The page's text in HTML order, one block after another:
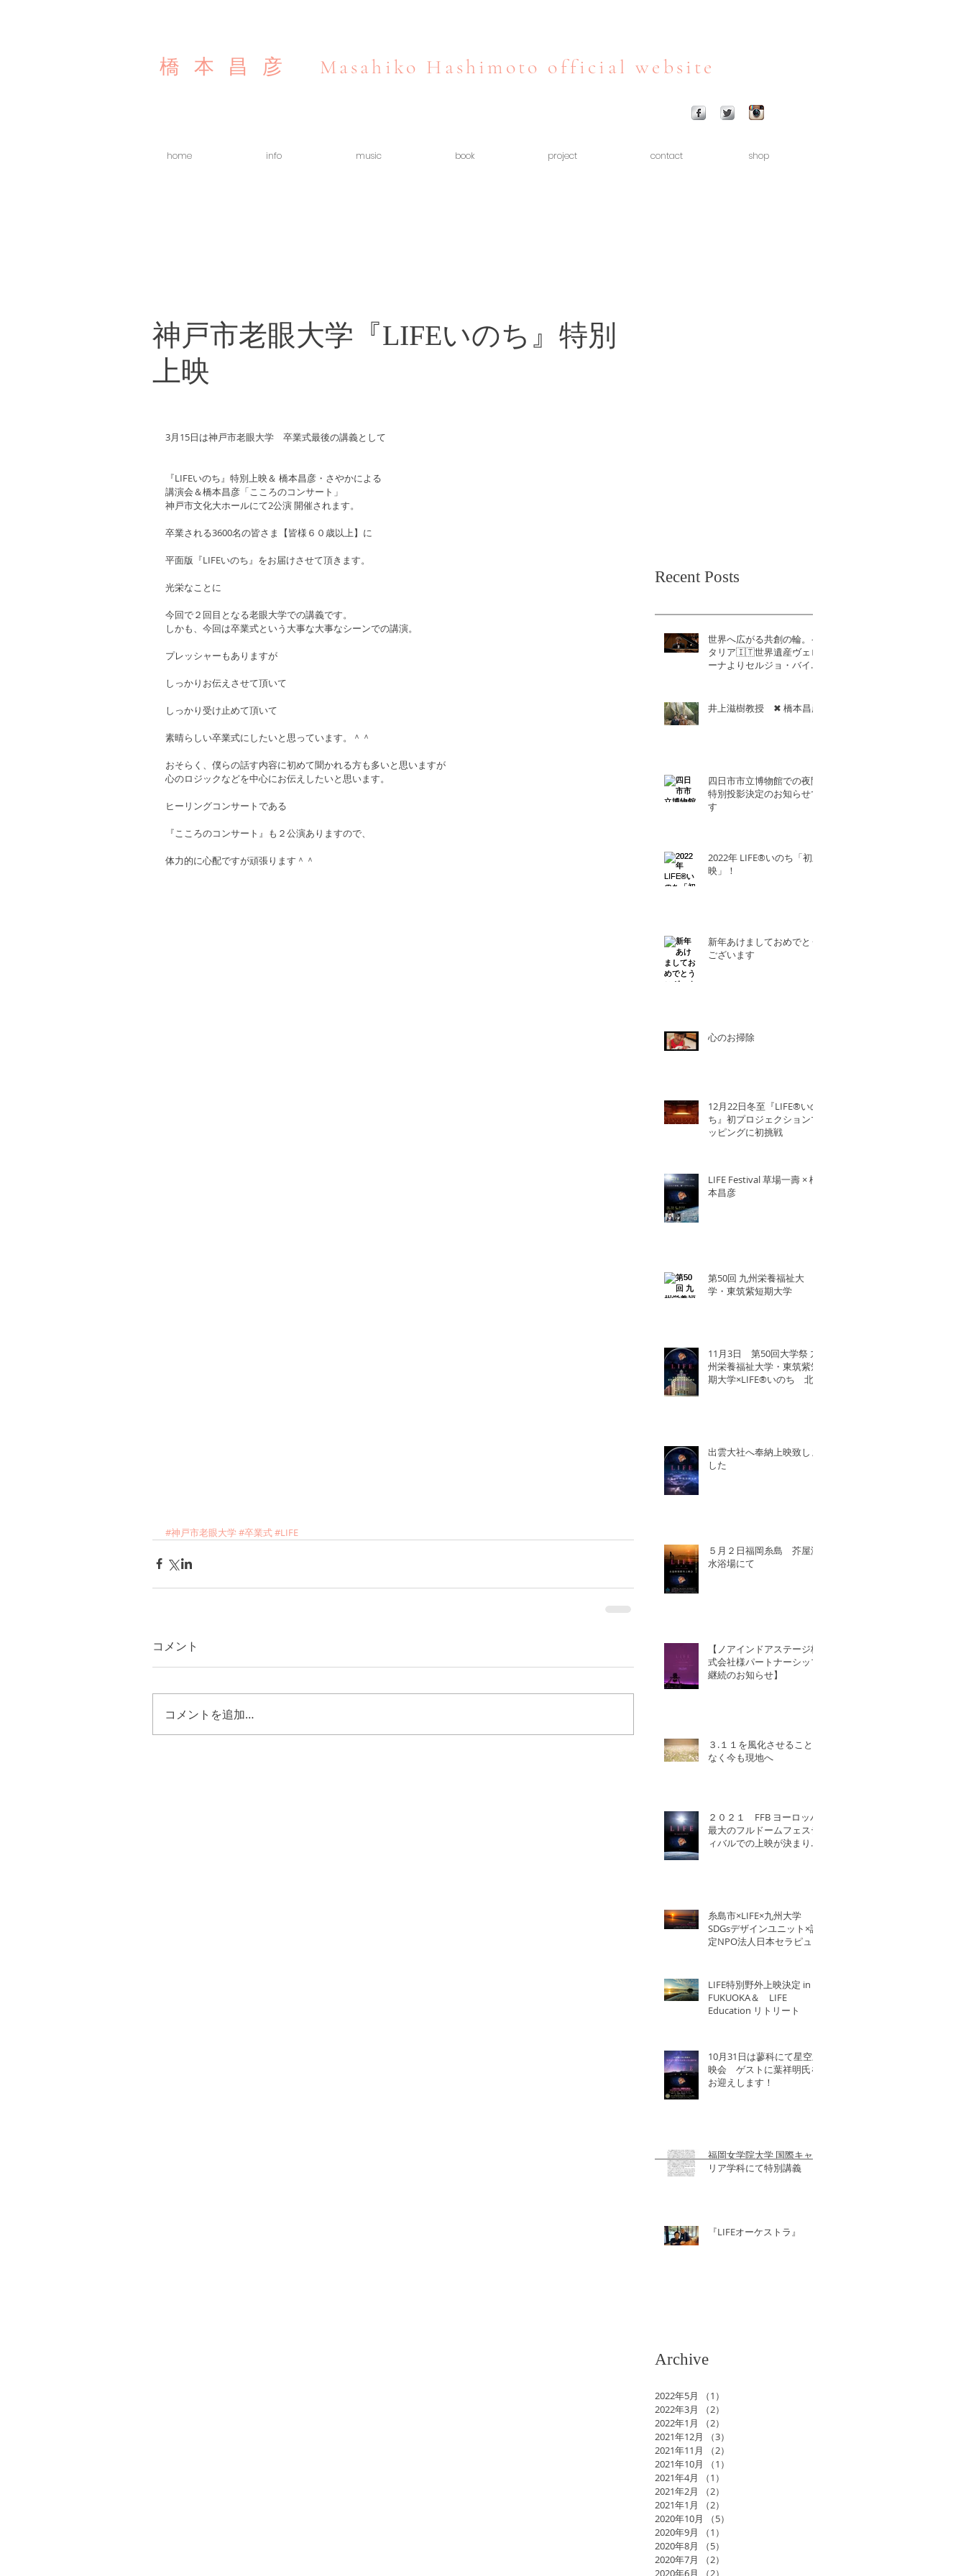
橋本昌彦 Masahiko Hashimoto official website
home info music book project contact shop
神戸市老眼大学『LIFEいのち』特別
上映
3月15日は神戸市老眼大学　卒業式最後の講義として
『LIFEいのち』特別上映＆ 橋本昌彦・さやかによる
講演会＆橋本昌彦「こころのコンサート」
神戸市文化大ホールにて2公演 開催されます。
卒業される3600名の皆さま【皆様６０歳以上】に
平面版『LIFEいのち』をお届けさせて頂きます。
光栄なことに
今回で２回目となる老眼大学での講義です。
しかも、今回は卒業式という大事な大事なシーンでの講演。
プレッシャーもありますが
しっかりお伝えさせて頂いて
しっかり受け止めて頂いて
素晴らしい卒業式にしたいと思っています。＾＾
おそらく、僕らの話す内容に初めて聞かれる方も多いと思いますが
心のロジックなどを中心にお伝えしたいと思います。
ヒーリングコンサートである
『こころのコンサート』も２公演ありますので、
体力的に心配ですが頑張ります＾＾
#神戸市老眼大学#卒業式#LIFE
コメント
コメントを追加…
Recent Posts
世界へ広がる共創の輪。イ
タリア🇮🇹世界遺産ヴェロ
ーナよりセルジョ・バイエ
井上滋樹教授 ✖︎ 橋本昌彦
四日市市立博物館での夜間
特別投影決定のお知らせで
す
2022年 LIFE®︎いのち「初上
映」！
新年あけましておめでとう
ございます
心のお掃除
12月22日冬至『LIFE®︎いの
ち』初プロジェクションマ
ッピングに初挑戦
LIFE Festival 草場一壽 × 橋
本昌彦
第50回 九州栄養福祉大
学・東筑紫短期大学
11月3日 第50回大学祭 九
州栄養福祉大学・東筑紫短
期大学×LIFE®︎いのち 北
出雲大社へ奉納上映致しま
した
５月２日福岡糸島 芥屋海
水浴場にて
【ノアインドアステージ株
式会社様パートナーシップ
継続のお知らせ】
３.１１を風化させること
なく今も現地へ
２０２１ FFB ヨーロッパ
最大のフルドームフェステ
ィバルでの上映が決まりま
糸島市×LIFE×九州大学
SDGsデザインユニット×認
定NPO法人日本セラピュー
LIFE特別野外上映決定 in
FUKUOKA＆ LIFE
Education リトリート
10月31日は蓼科にて星空上
映会 ゲストに葉祥明氏を
お迎えします！
福岡女学院大学 国際キャ
リア学科にて特別講義
『LIFEオーケストラ』
Archive
2022年5月 （1）
2022年3月
（2）
2022年1月
（2）
2021年12月
（3）
2021年11月
（2）
2021年10月
（1）
2021年4月
（1）
2021年2月
（2）
2021年1月
（2）
2020年10月
（5）
2020年9月
（1）
2020年8月
（5）
2020年7月
（2）
2020年6月
（2）